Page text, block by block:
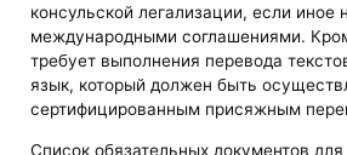
консульской легализации, если иное
международными соглашениями.
требует выполнения перевода
язык, который должен быть
сертифицированным присяжным
Список обязательных документов